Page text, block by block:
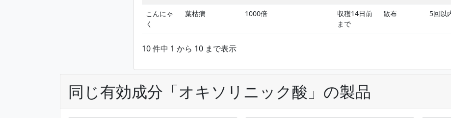
こんにゃ
く
葉枯病 1000倍
収穫14日前
まで
散布 5回以
10 件中 1 から 10 まで表示
同じ有効成分「オキソリニック酸」の製品